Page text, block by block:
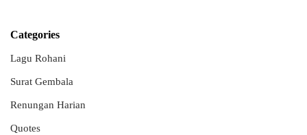
Categories
Lagu Rohani
Surat Gembala
Renungan Harian
Quotes